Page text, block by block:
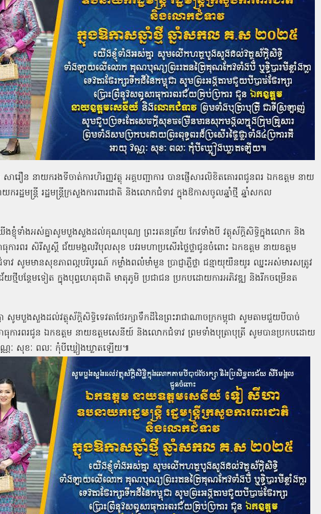
រឿន នាយករងទីចាត់ការហិរញ្ញវត្ថុ អគ្គបញ្ជាការ បានផ្ញើសារលិខិតគោរពជូនពរ ឯកឧត្ដម នាយ
ឋមន្ត្រី រដ្ឋមន្ត្រីក្រសួងការពារជាតិ និងលោកជំទាវ ក្នុងឱកាសចូលឆ្នាំថ្មី ឆ្នាំសកល
ងខ្ញុំទាំងអស់គ្នាសូមបួងសួងដល់គុណបុណ្យ ព្រះរតនត្រ័យ កែវទាំងបី វត្ថុស័ក្ដិសិទ្ធិក្នុងលោក និង
ាធុការពរ សិរីសួស្ដី ជ័យមង្គលវិបុលសុខ បវរមហាប្រសើរថ្លៃថ្លាជូនចំពោះ ឯកឧត្ដម នាយឧត្ដម
មមានសុខភាពល្អបរិបូរណ៍ កម្លាំងពលំមាំមួន ប្រាជ្ញាភ្លឺថ្លា ជន្មាយុយឺនយូរ ឈ្នះអស់មារសត្រូវ
បន្ថែមទៀត ក្នុងបុព្វហេតុជាតិ មាតុភូមិ ប្រជាជន ប្រកបដោយការអភិវឌ្ឍ និងរីកចម្រើនត
ា សូមបួងសួងដល់វត្ថុស័ក្តិសិទ្ធិទេវតាថែរក្សាទឹកដីនៃព្រះរាជាណាចក្រកម្ពុជា សូមតាមជួយបីបាច់
ាធុការពរជូន ឯកឧត្ដម នាយឧត្ដមសេនីយ៍ និងលោកជំទាវ ព្រមទាំងបុត្រាបុត្រី សូមបានប្រកបដោយ
ណ្ណៈ សុខៈ ពលៈ កុំបីឃ្លៀងឃ្លាតឡើយ៕